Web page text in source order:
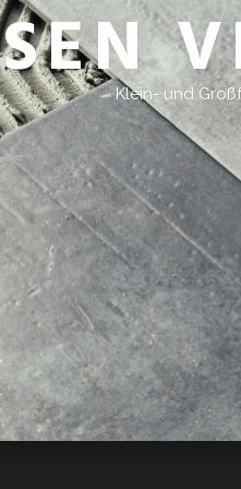
Klein- und